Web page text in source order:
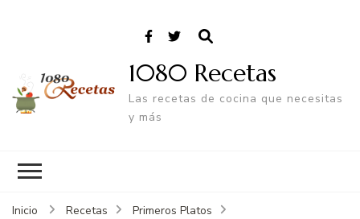
1080 Recetas
Las recetas de cocina que necesitas
y más
Inicio Recetas
Primeros Platos